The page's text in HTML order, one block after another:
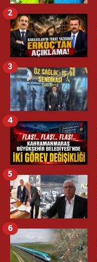
2
3
4
5
6